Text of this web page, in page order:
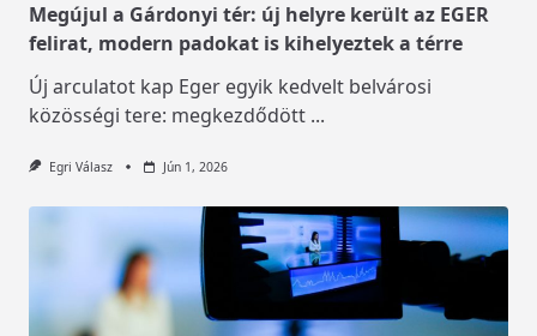
Megújul a Gárdonyi tér: új helyre került az EGER
felirat, modern padokat is kihelyeztek a térre
Új arculatot kap Eger egyik kedvelt belvárosi
közösségi tere: megkezdődött ...
Egri Válasz Jún 1, 2026